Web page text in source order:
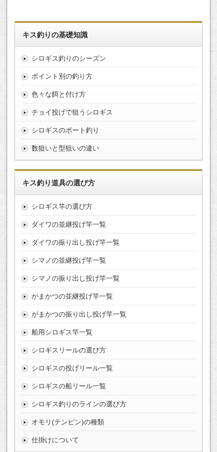
キス釣りの基礎知識
シロギス釣りのシーズン
ポイント別の釣り方
色々な餌と付け方
チョイ投げで狙うシロギス
シロギスのボート釣り
数狙いと型狙いの違い
キス釣り道具の選び方
シロギス竿の選び方
ダイワの並継投げ竿一覧
ダイワの振り出し投げ竿一覧
シマノの並継投げ竿一覧
シマノの振り出し投げ竿一覧
がまかつの並継投げ竿一覧
がまかつの振り出し投げ竿一覧
船用シロギス竿一覧
シロギスリールの選び方
シロギスの投げリール一覧
シロギスの船リール一覧
シロギス釣りのラインの選び方
オモリ(テンビン)の種類
仕掛けについて